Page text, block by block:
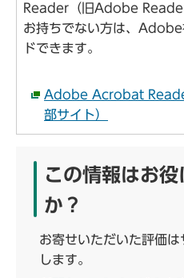
Reader（旧Adobe Reader
お持ちでない方は、
ドできます。
Adobe Acrobat
部サイト）
この情報はお
か？
お寄せいただいた評価
します。